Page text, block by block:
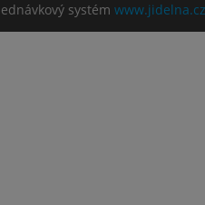
systém www.jidelna.cz